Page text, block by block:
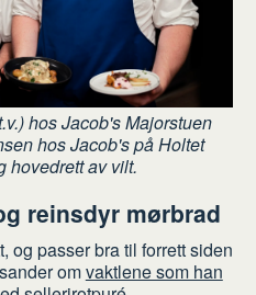
hos Jacob's Majorstuen
hos Jacob's på Holtet
hovedrett av vilt.
reinsdyr mørbrad
og passer bra til forrett siden
omvaktlene som han